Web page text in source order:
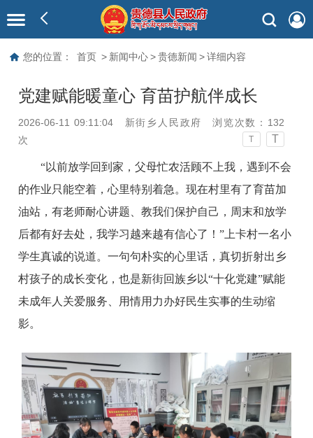
您的位置： 首页 > 新闻中心 > 贵德新闻 > 详细内容
党建赋能暖童心 育苗护航伴成长
2026-06-11 09:11:04 新街乡人民政府 浏览次数： 132
次
T T
“以前放学回到家，父母忙农活顾不上我，遇到不会
的作业只能空着，心里特别着急。现在村里有了育苗加
油站，有老师耐心讲题、教我们保护自己，周末和放学
后都有好去处，我学习越来越有信心了！”上卡村一名小
学生真诚的说道。一句句朴实的心里话，真切折射出乡
村孩子的成长变化，也是新街回族乡以“十化党建”赋能
未成年人关爱服务、用情用力办好民生实事的生动缩
影。